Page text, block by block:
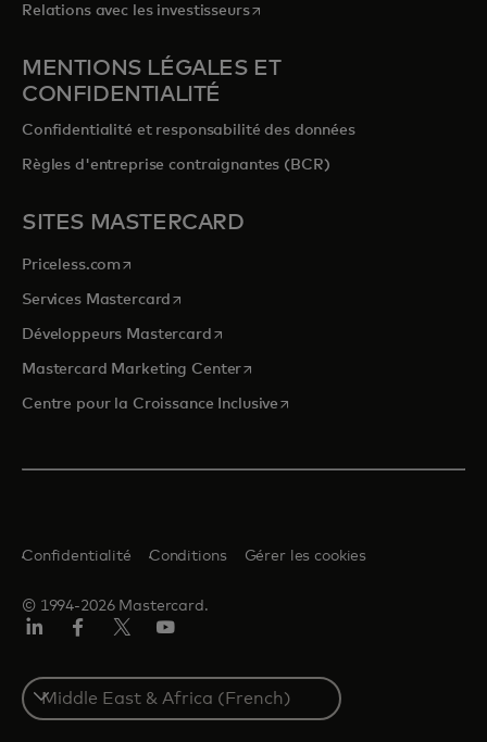
Relations avec les investisseurss’ouvre dans un nouvel onglet
MENTIONS LÉGALES ET
CONFIDENTIALITÉ
Confidentialité et responsabilité des données
Règles d'entreprise contraignantes (BCR)
SITES MASTERCARD
Priceless.com s’ouvre dans un nouvel onglet
Services Mastercard s’ouvre dans un nouvel onglet
Développeurs Mastercards’ouvre dans un nouvel onglet
Mastercard Marketing Centers’ouvre dans un nouvel onglet
Centre pour la Croissance Inclusive s’ouvre dans un nouvel
© 1994-2026 Mastercard.
Confidentialité Conditions Gérer les cookies
Select
a
country